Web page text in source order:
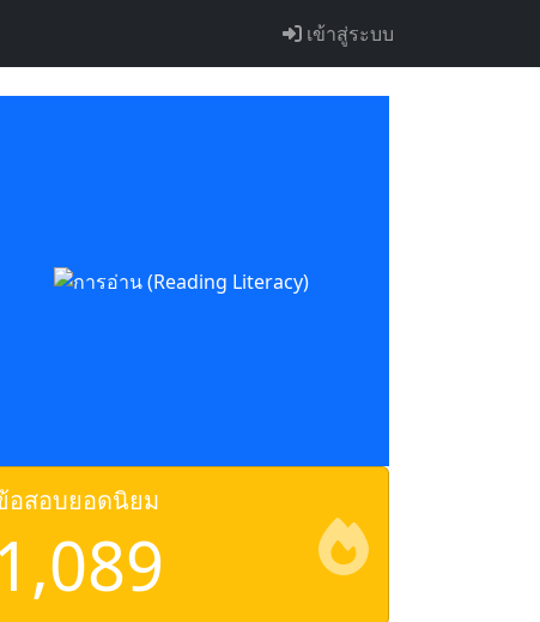
เข้าสู่ระบบ
อสอบยอดนิยม
1,089